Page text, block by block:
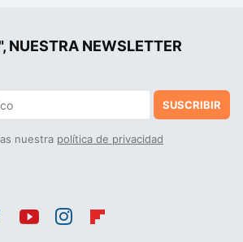
NUESTRA NEWSLETTER
SUSCRIBIR
nuestra política de privacidad